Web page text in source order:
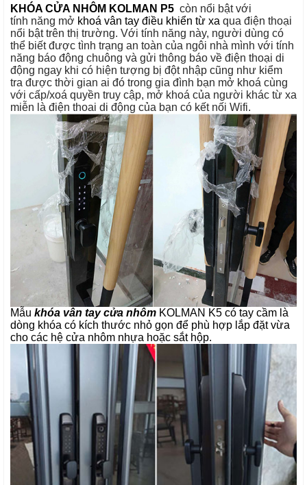
KHÓA CỬA NHÔM KOLMAN P5 còn nổi bật với
tính năng mở khoá vân tay điều khiển từ xa qua điện thoại
nổi bật trên thị trường. Với tính năng này, người dùng có
thể biết được tình trạng an toàn của ngôi nhà mình với tính
năng báo động chuông và gửi thông báo về điện thoại di
động ngay khi có hiện tượng bị đột nhập cũng như kiểm
tra được thời gian ai đó trong gia đình bạn mở khoá cùng
với cấp/xoá quyền truy cập, mở khoá của người khác từ xa
miễn là điện thoai di động của bạn có kết nối Wifi.
Mẫu khóa vân tay cửa nhôm KOLMAN K5 có tay cầm là
dòng khóa có kích thước nhỏ gọn để phù hợp lắp đặt vừa
cho các hệ cửa nhôm nhựa hoặc sắt hộp.